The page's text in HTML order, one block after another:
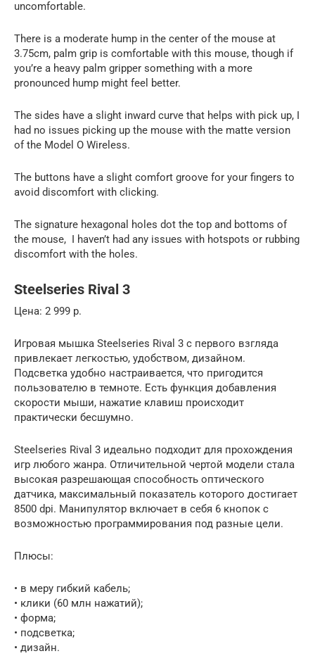
uncomfortable.
There is a moderate hump in the center of the mouse at
3.75cm, palm grip is comfortable with this mouse, though if
you’re a heavy palm gripper something with a more
pronounced hump might feel better.
The sides have a slight inward curve that helps with pick up, I
had no issues picking up the mouse with the matte version
of the Model O Wireless.
The buttons have a slight comfort groove for your fingers to
avoid discomfort with clicking.
The signature hexagonal holes dot the top and bottoms of
the mouse, I haven’t had any issues with hotspots or rubbing
discomfort with the holes.
Steelseries Rival 3
Цена: 2 999 р.
Игровая мышка Steelseries Rival 3 с первого взгляда
привлекает легкостью, удобством, дизайном.
Подсветка удобно настраивается, что пригодится
пользователю в темноте. Есть функция добавления
скорости мыши, нажатие клавиш происходит
практически бесшумно.
Steelseries Rival 3 идеально подходит для прохождения
игр любого жанра. Отличительной чертой модели стала
высокая разрешающая способность оптического
датчика, максимальный показатель которого достигает
8500 dpi. Манипулятор включает в себя 6 кнопок с
возможностью программирования под разные цели.
Плюсы:
• в меру гибкий кабель;
• клики (60 млн нажатий);
• форма;
• подсветка;
• дизайн.